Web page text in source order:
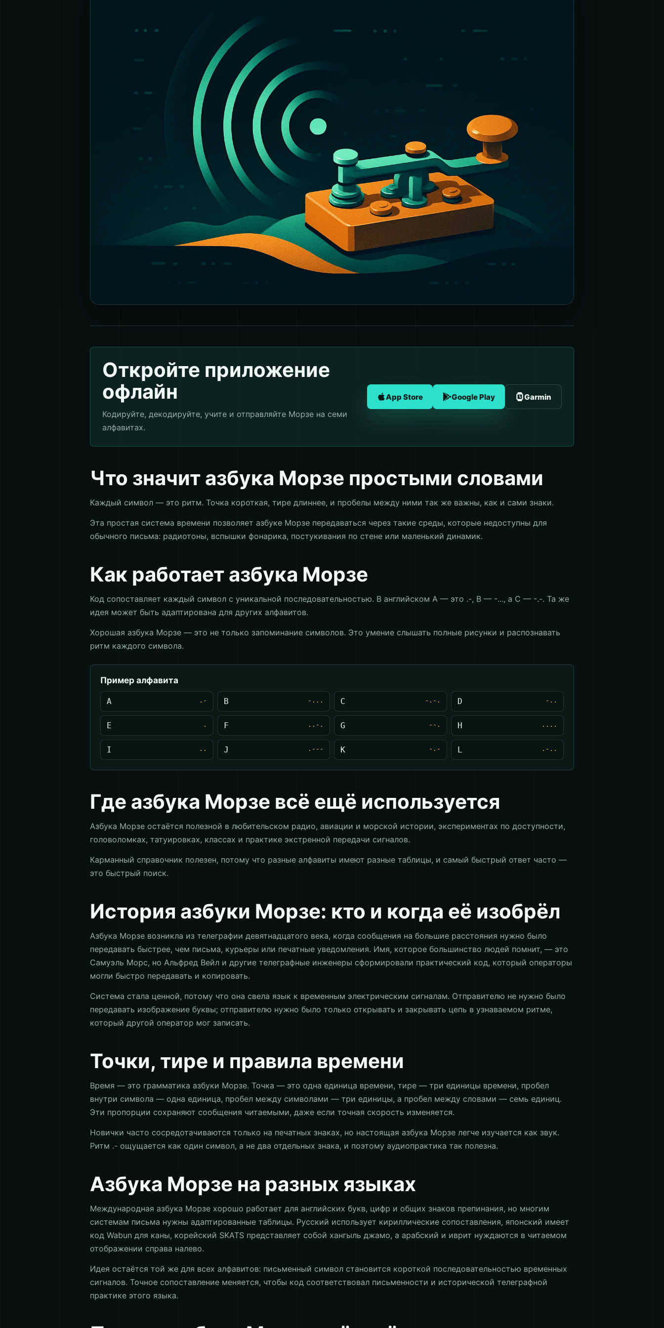
Откройте приложение
офлайн
Кодируйте, декодируйте, учите и отправляйте Морзе на семи
алфавитах.
App Store Google Play Garmin
Что значит азбука Морзе простыми словами
Каждый символ — это ритм. Точка короткая, тире длиннее, и пробелы между ними так же важны, как и сами знаки.
Эта простая система времени позволяет азбуке Морзе передаваться через такие среды, которые недоступны для
обычного письма: радиотоны, вспышки фонарика, постукивания по стене или маленький динамик.
Как работает азбука Морзе
Код сопоставляет каждый символ с уникальной последовательностью. В английском A — это .-, B — -..., а C — -.-. Та же
идея может быть адаптирована для других алфавитов.
Хорошая азбука Морзе — это не только запоминание символов. Это умение слышать полные рисунки и распознавать
ритм каждого символа.
Пример алфавита
A .- B -... C -.-. D -..
E . F ..-. G --. H ....
I .. J .--- K -.- L .-..
Где азбука Морзе всё ещё используется
Азбука Морзе остаётся полезной в любительском радио, авиации и морской истории, экспериментах по доступности,
головоломках, татуировках, классах и практике экстренной передачи сигналов.
Карманный справочник полезен, потому что разные алфавиты имеют разные таблицы, и самый быстрый ответ часто —
это быстрый поиск.
История азбуки Морзе: кто и когда её изобрёл
Азбука Морзе возникла из телеграфии девятнадцатого века, когда сообщения на большие расстояния нужно было
передавать быстрее, чем письма, курьеры или печатные уведомления. Имя, которое большинство людей помнит, — это
Самуэль Морс, но Альфред Вейл и другие телеграфные инженеры сформировали практический код, который операторы
могли быстро передавать и копировать.
Система стала ценной, потому что она свела язык к временным электрическим сигналам. Отправителю не нужно было
передавать изображение буквы; отправителю нужно было только открывать и закрывать цепь в узнаваемом ритме,
который другой оператор мог записать.
Точки, тире и правила времени
Время — это грамматика азбуки Морзе. Точка — это одна единица времени, тире — три единицы времени, пробел
внутри символа — одна единица, пробел между символами — три единицы, а пробел между словами — семь единиц.
Эти пропорции сохраняют сообщения читаемыми, даже если точная скорость изменяется.
Новички часто сосредотачиваются только на печатных знаках, но настоящая азбука Морзе легче изучается как звук.
Ритм .- ощущается как один символ, а не два отдельных знака, и поэтому аудиопрактика так полезна.
Азбука Морзе на разных языках
Международная азбука Морзе хорошо работает для английских букв, цифр и общих знаков препинания, но многим
системам письма нужны адаптированные таблицы. Русский использует кириллические сопоставления, японский имеет
код Wabun для каны, корейский SKATS представляет собой хангыль джамо, а арабский и иврит нуждаются в читаемом
отображении справа налево.
Идея остаётся той же для всех алфавитов: письменный символ становится короткой последовательностью временных
сигналов. Точное сопоставление меняется, чтобы код соответствовал письменности и исторической телеграфной
практике этого языка.